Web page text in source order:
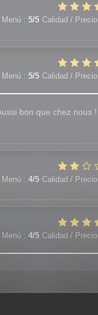
Menú : 5/5 Calidad / Precio
Menú : 5/5 Calidad / Precio
bon que chez nous !
Menú : 4/5 Calidad / Precio
Menú : 4/5 Calidad / Precio